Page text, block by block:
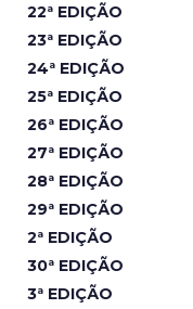
22ª EDIÇÃO
23ª EDIÇÃO
24ª EDIÇÃO
25ª EDIÇÃO
26ª EDIÇÃO
27ª EDIÇÃO
28ª EDIÇÃO
29ª EDIÇÃO
2ª EDIÇÃO
30ª EDIÇÃO
3ª EDIÇÃO